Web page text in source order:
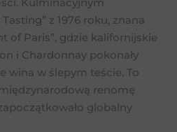
z 1976 roku, znana
of Paris”, gdzie kalifornijskie
i Chardonnay pokonały
wina w ślepym teście. To
renomę
globalny